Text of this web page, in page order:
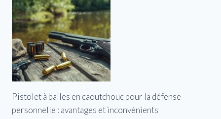
Pistolet à balles en caoutchouc pour la défense
personnelle : avantages et inconvénients